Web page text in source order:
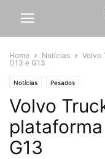
Home Notícias
Volvo
D13 e G13
Notícias Pesados
Volvo
G13